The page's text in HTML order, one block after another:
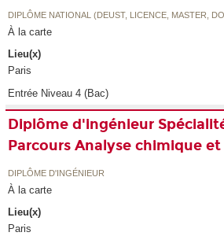
DIPLÔME NATIONAL (DEUST, LICENCE, MASTER,
À la carte
Lieu(x)
Paris
Entrée Niveau 4 (Bac)
Diplôme d'ingénieur
Parcours Analyse chimique
DIPLÔME D'INGÉNIEUR
À la carte
Lieu(x)
Paris